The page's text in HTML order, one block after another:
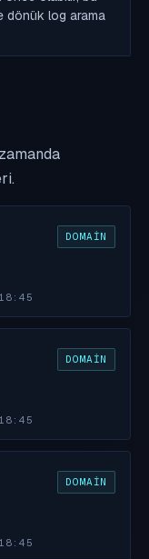
dönük log arama
DOMAIN
DOMAIN
DOMAIN